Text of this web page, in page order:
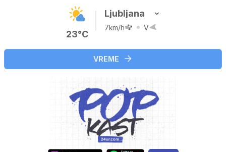
23°C
Ljubljana
7km/h V
VREME